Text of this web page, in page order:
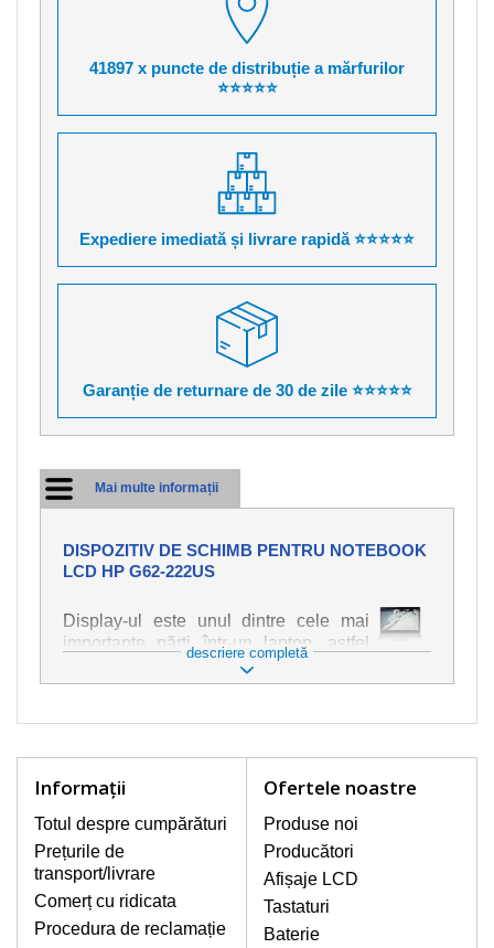
41897 x puncte de distribuție a mărfurilor
⭐⭐⭐⭐⭐
Expediere imediată și livrare rapidă ⭐⭐⭐⭐⭐
Garanție de returnare de 30 de zile ⭐⭐⭐⭐⭐
Mai multe informații
DISPOZITIV DE SCHIMB PENTRU NOTEBOOK
LCD HP G62-222US
Display-ul este unul dintre cele mai
importante părți într-un laptop, astfel
încât ne străduim să oferim piese de
schimb de cea mai bună calitate.
ul cu cea mai mare atenție. Cele mai
natură mecanică, cum ar fi afișajul rupt
sau crăpat. În plus, dungile verticale,
afișajul neiluminat, luminozitatea
intermitentă sau neuniformă
AFIŞAJE/DISPLAY LCD
descriere completă
Informaţii
Totul despre cumpărături
Prețurile de
transport/livrare
Comerț cu ridicata
Procedura de reclamație
Ofertele noastre
Produse noi
Producători
Afișaje LCD
Tastaturi
Baterie